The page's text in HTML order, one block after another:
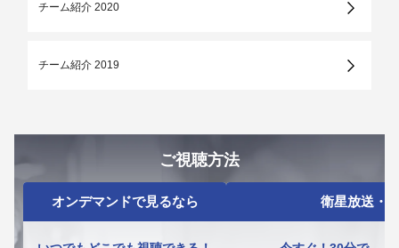
チーム紹介 2020
チーム紹介 2019
ご視聴方法
オンデマンドで見るなら 衛星放送・